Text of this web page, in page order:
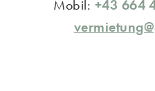
Mobil: +43 664